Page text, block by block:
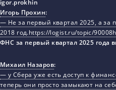
Игорь Прохин:
— Не за первый квартал 2025, а за
2018 год.https://logist.ru/topic/
ФНС за первый квартал 2025 года
Михаил Назаров:
— у Сбера уже есть доступ к
теперь они просто замыкают на